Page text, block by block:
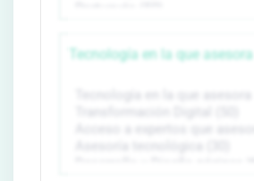
Tecnología en la que asesora